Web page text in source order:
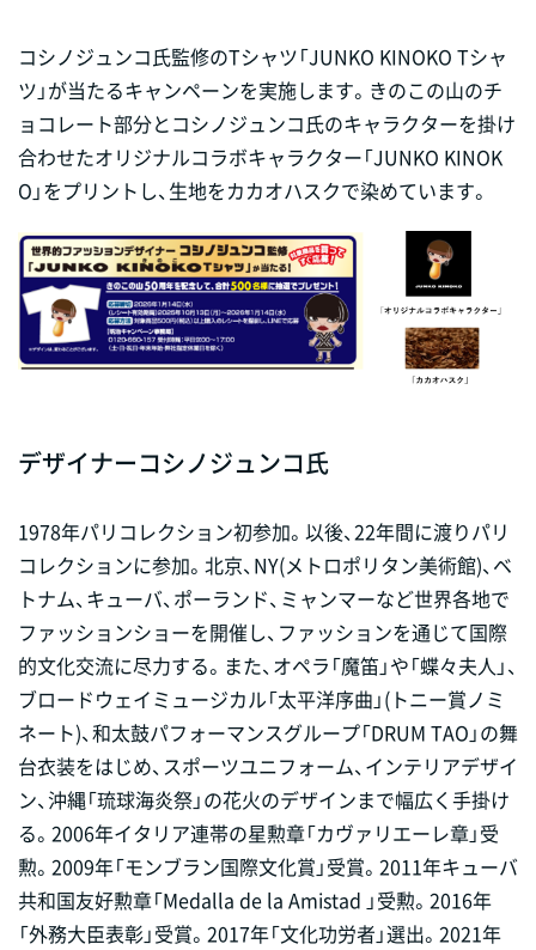
コシノジュンコ氏監修のTシャツ「JUNKO KINOKO Tシャ
ツ」が当たるキャンペーンを実施します。きのこの山のチ
ョコレート部分とコシノジュンコ氏のキャラクターを掛け
合わせたオリジナルコラボキャラクター「JUNKO KINOK
O」をプリントし、生地をカカオハスクで染めています。
デザイナーコシノジュンコ氏
1978年パリコレクション初参加。以後、22年間に渡りパリ
コレクションに参加。北京、NY(メトロポリタン美術館)、ベ
トナム、キューバ、ポーランド、ミャンマーなど世界各地で
ファッションショーを開催し、ファッションを通じて国際
的文化交流に尽力する。また、オペラ「魔笛」や「蝶々夫人」、
ブロードウェイミュージカル「太平洋序曲」(トニー賞ノミ
ネート)、和太鼓パフォーマンスグループ「DRUM TAO」の舞
台衣装をはじめ、スポーツユニフォーム、インテリアデザイ
ン、沖縄「琉球海炎祭」の花火のデザインまで幅広く手掛け
る。2006年イタリア連帯の星勲章「カヴァリエーレ章」受
勲。2009年「モンブラン国際文化賞」受賞。2011年キューバ
共和国友好勲章「Medalla de la Amistad 」受勲。2016年
「外務大臣表彰」受賞。2017年「文化功労者」選出。2021年